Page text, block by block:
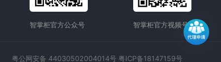
智掌柜官方公众号 智掌柜官方视频号
粤公网安备 44030502004014号 粤ICP备18147159号